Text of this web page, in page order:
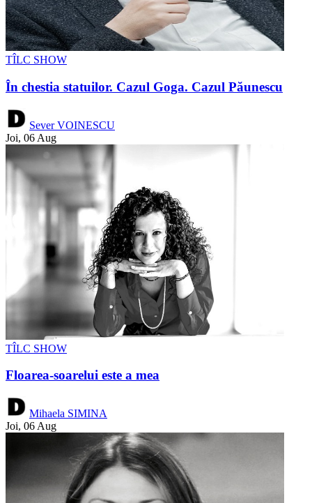
TÎLC SHOW
În chestia statuilor. Cazul Goga. Cazul Păunescu
Sever VOINESCU
Joi, 06 Aug
TÎLC SHOW
Floarea-soarelui este a mea
Mihaela SIMINA
Joi, 06 Aug